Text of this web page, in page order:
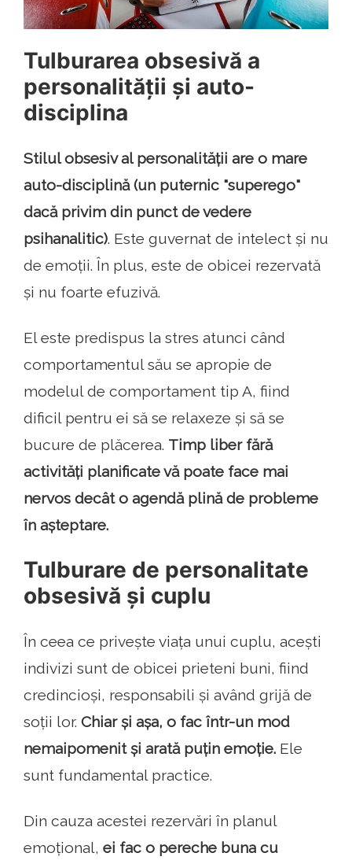
Tulburarea obsesivă a
personalității și auto-
disciplina
Stilul obsesiv al personalității are o mare
auto-disciplină (un puternic "superego"
dacă privim din punct de vedere
psihanalitic). Este guvernat de intelect și nu
de emoții. În plus, este de obicei rezervată
și nu foarte efuzivă.
El este predispus la stres atunci când
comportamentul său se apropie de
modelul de comportament tip A, fiind
dificil pentru ei să se relaxeze și să se
bucure de plăcerea. Timp liber fără
activități planificate vă poate face mai
nervos decât o agendă plină de probleme
în așteptare.
Tulburare de personalitate
obsesivă și cuplu
În ceea ce privește viața unui cuplu, acești
indivizi sunt de obicei prieteni buni, fiind
credincioși, responsabili și având grijă de
soții lor. Chiar și așa, o fac într-un mod
nemaipomenit și arată puțin emoție. Ele
sunt fundamental practice.
Din cauza acestei rezervări în planul
emoțional, ei fac o pereche buna cu